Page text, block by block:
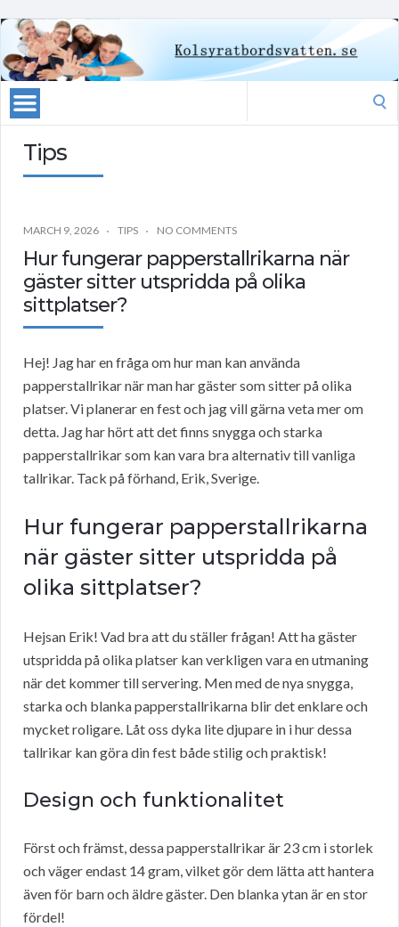
Tips
MARCH 9, 2026 TIPS NO COMMENTS
Hur fungerar papperstallrikarna när
gäster sitter utspridda på olika
sittplatser?
Hej! Jag har en fråga om hur man kan använda
papperstallrikar när man har gäster som sitter på olika
platser. Vi planerar en fest och jag vill gärna veta mer om
detta. Jag har hört att det finns snygga och starka
papperstallrikar som kan vara bra alternativ till vanliga
tallrikar. Tack på förhand, Erik, Sverige.
Hur fungerar papperstallrikarna
när gäster sitter utspridda på
olika sittplatser?
Hejsan Erik! Vad bra att du ställer frågan! Att ha gäster
utspridda på olika platser kan verkligen vara en utmaning
när det kommer till servering. Men med de nya snygga,
starka och blanka papperstallrikarna blir det enklare och
mycket roligare. Låt oss dyka lite djupare in i hur dessa
tallrikar kan göra din fest både stilig och praktisk!
Design och funktionalitet
Först och främst, dessa papperstallrikar är 23 cm i storlek
och väger endast 14 gram, vilket gör dem lätta att hantera
även för barn och äldre gäster. Den blanka ytan är en stor
fördel!